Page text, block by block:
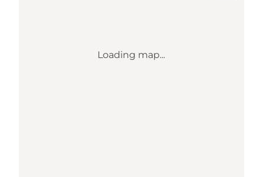
Loading map...